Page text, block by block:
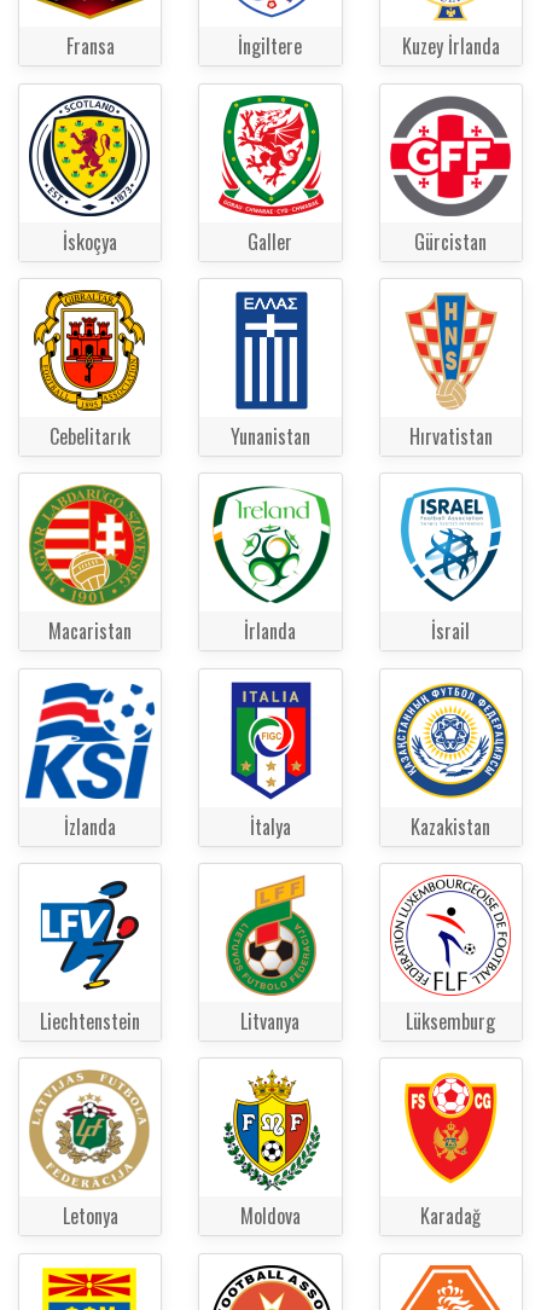
Fransa İngiltere Kuzey İrlanda
İskoçya Galler Gürcistan
Cebelitarık Yunanistan Hırvatistan
Macaristan İrlanda İsrail
İzlanda İtalya Kazakistan
Liechtenstein Litvanya Lüksemburg
Letonya Moldova Karadağ